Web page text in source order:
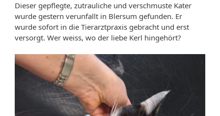
Dieser gepflegte, zutrauliche und verschmuste Kater
wurde gestern verunfallt in Blersum gefunden. Er
wurde sofort in die Tierarztpraxis gebracht und erst
versorgt. Wer weiss, wo der liebe Kerl hingehört?